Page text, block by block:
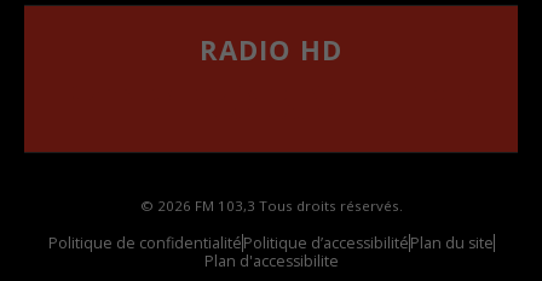
RADIO HD
© 2026 FM 103,3 Tous droits réservés.
Politique de confidentialitéPolitique d’accessibilitéPlan du site
Plan d'accessibilite